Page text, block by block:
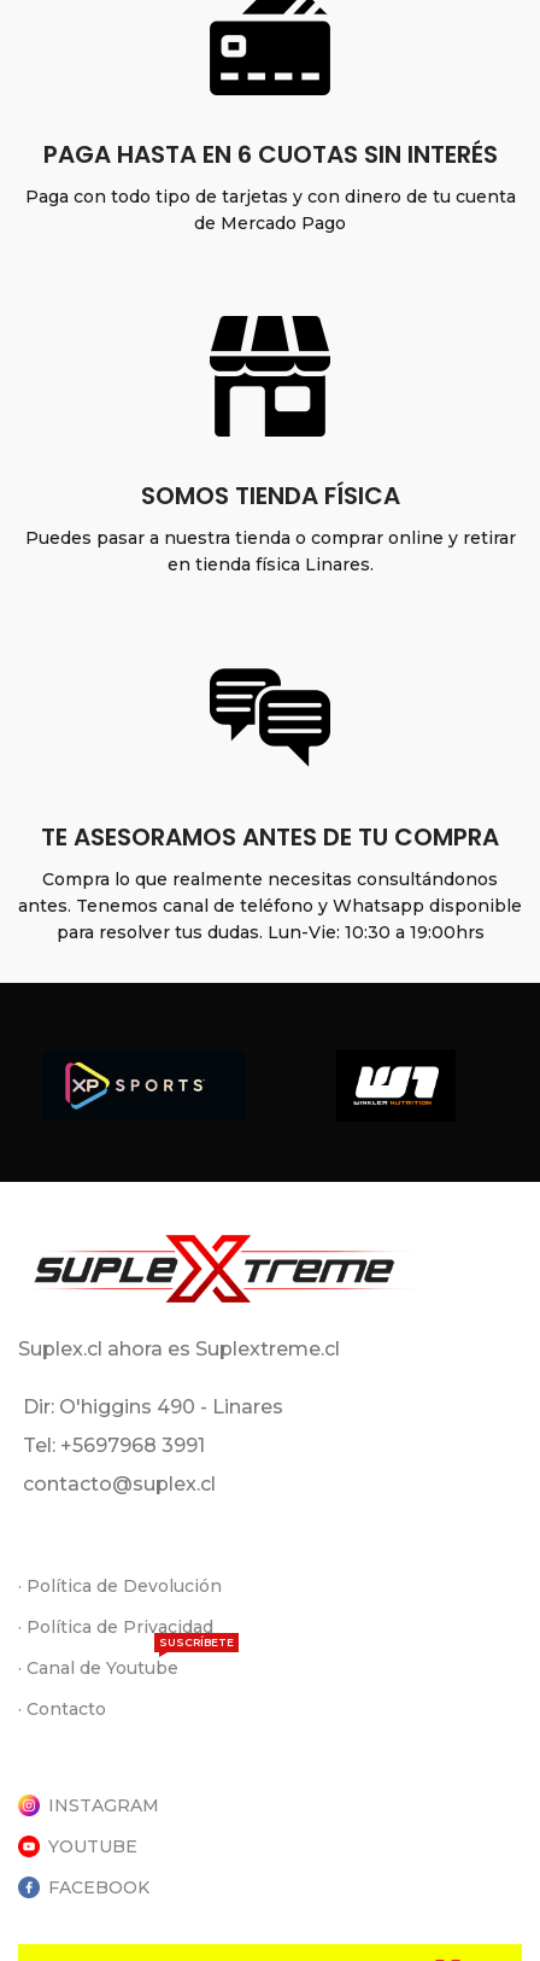
PAGA HASTA EN 6 CUOTAS SIN INTERÉS
Paga con todo tipo de tarjetas y con dinero de tu cuenta
de Mercado Pago
SOMOS TIENDA FÍSICA
Puedes pasar a nuestra tienda o comprar online y retirar
en tienda física Linares.
TE ASESORAMOS ANTES DE TU COMPRA
Compra lo que realmente necesitas consultándonos
antes. Tenemos canal de teléfono y Whatsapp disponible
para resolver tus dudas. Lun-Vie: 10:30 a 19:00hrs
Suplex.cl ahora es Suplextreme.cl
Dir: O'higgins 490 - Linares
Tel: +5697968 3991
contacto@suplex.cl
· Política de Devolución
· Política de Privacidad
· Canal de Youtube
SUSCRÍBETE
· Contacto
INSTAGRAM
YOUTUBE
FACEBOOK